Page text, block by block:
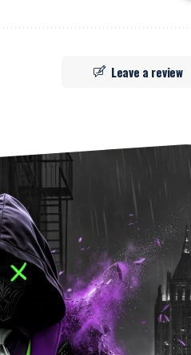
Leave a review